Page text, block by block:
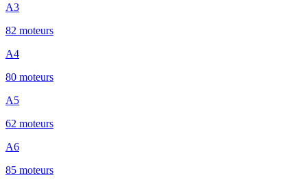
A3
82 moteurs
A4
80 moteurs
A5
62 moteurs
A6
85 moteurs